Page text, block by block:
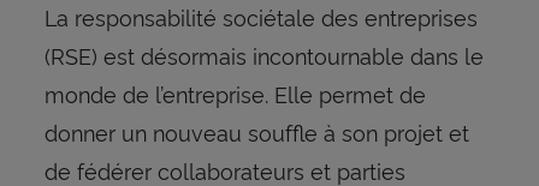
La responsabilité sociétale des entreprises
(RSE) est désormais incontournable dans le
monde de l’entreprise. Elle permet de
donner un nouveau souffle à son projet et
de fédérer collaborateurs et parties